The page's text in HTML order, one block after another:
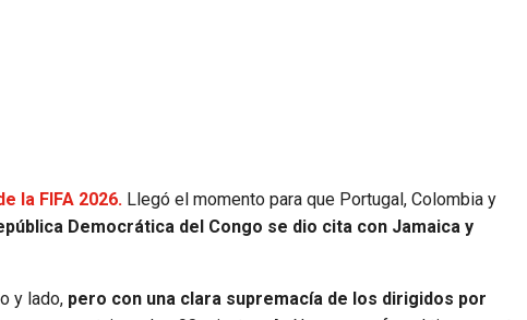
la FIFA 2026. Llegó el momento para que Portugal, Colombia y
Democrática del Congo se dio cita con Jamaica y
y lado, pero con una clara supremacía de los dirigidos por